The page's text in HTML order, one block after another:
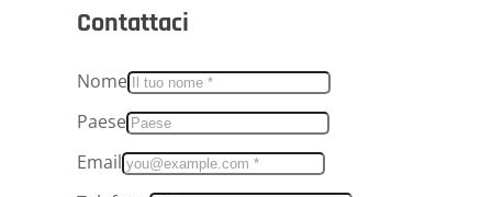
Contattaci
Nome
Paese
Email